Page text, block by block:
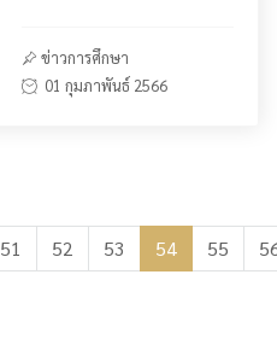
ข่าวการศึกษา
01 กุมภาพันธ์ 2566
51 52 53 54 55